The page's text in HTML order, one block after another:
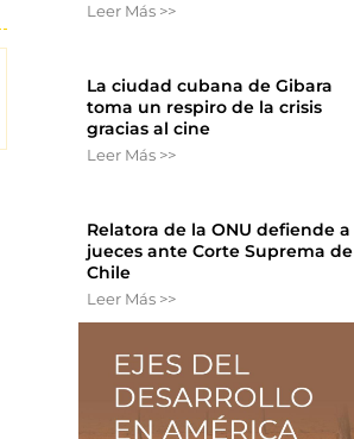
Leer Más >>
La ciudad cubana de Gibara
toma un respiro de la crisis
gracias al cine
Leer Más >>
Relatora de la ONU defiende a
jueces ante Corte Suprema de
Chile
Leer Más >>